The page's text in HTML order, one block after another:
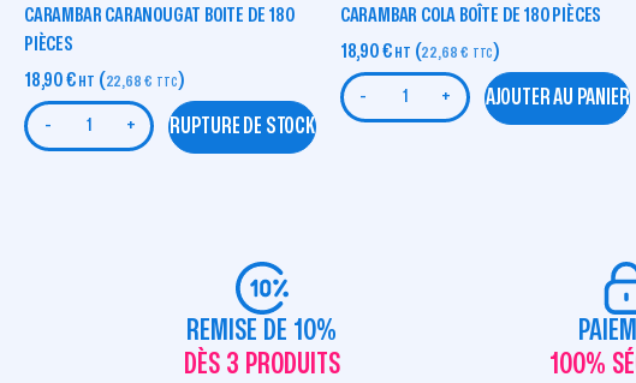
CARAMBAR CARANOUGAT BOITE DE 180
PIÈCES
18,90€ HT (22,68€ TTC)
- + RUPTURE DE STOCK
CARAMBAR COLA BOÎTE DE 180 PIÈCES
18,90€ HT (22,68€ TTC)
- + AJOUTER AU PANIER
REMISE DE 10%
DÈS 3 PRODUITS
100%